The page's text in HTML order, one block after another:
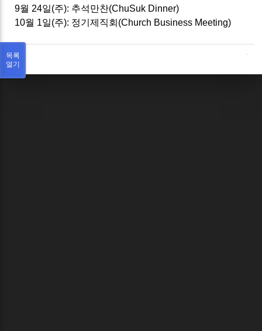
9월 24일(주): 추석만찬(ChuSuk Dinner)
10월 1일(주): 정기제직회(Church Business Meeting)
목록
열기